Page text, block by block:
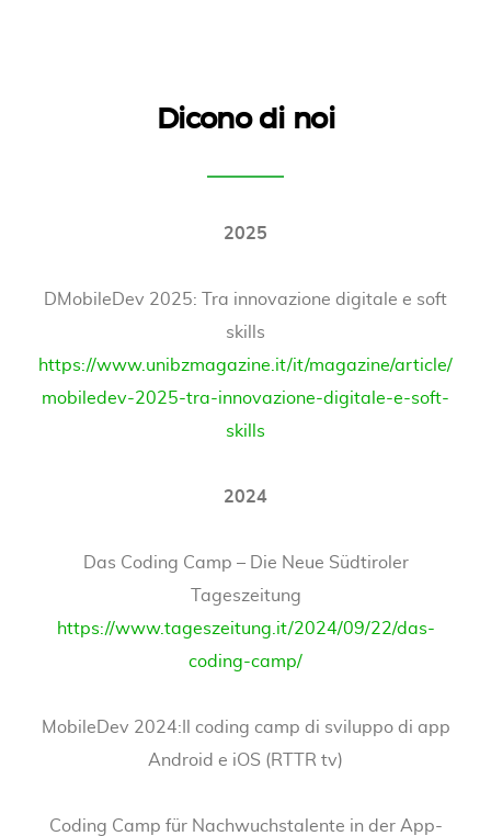
Dicono di noi
2025
DMobileDev 2025: Tra innovazione digitale e soft
skills
https://www.unibzmagazine.it/it/magazine/article/
mobiledev-2025-tra-innovazione-digitale-e-soft-
skills
2024
Das Coding Camp – Die Neue Südtiroler
Tageszeitung
https://www.tageszeitung.it/2024/09/22/das-
coding-camp/
MobileDev 2024:Il coding camp di sviluppo di app
Android e iOS (RTTR tv)
Coding Camp für Nachwuchstalente in der App-